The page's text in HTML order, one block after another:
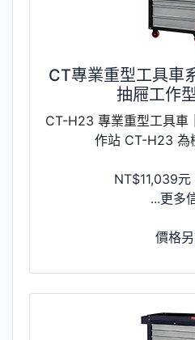
CT專業重型工具車
抽屜工作
CT-H23 專業重型工具車
作站 CT-H23 為
NT$11,039元
...更多
價格